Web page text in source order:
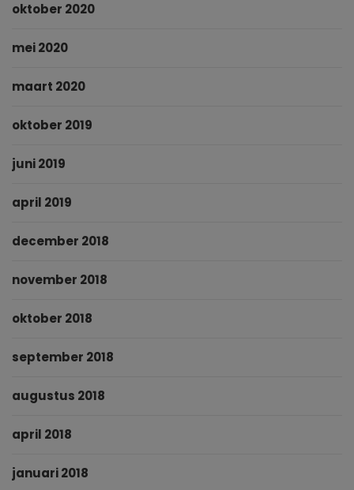
oktober 2020
mei 2020
maart 2020
oktober 2019
juni 2019
april 2019
december 2018
november 2018
oktober 2018
september 2018
augustus 2018
april 2018
januari 2018